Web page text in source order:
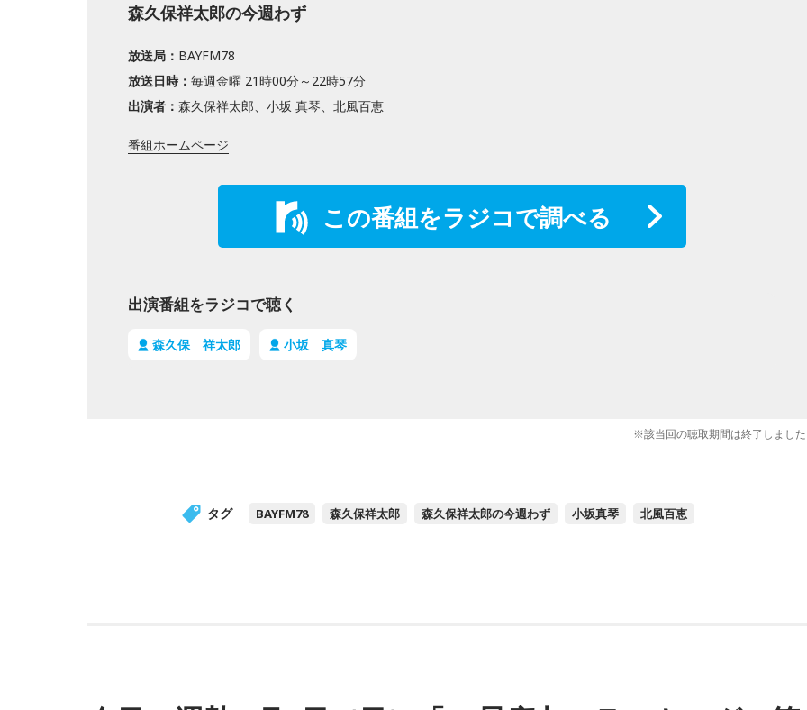
森久保祥太郎の今週わず
放送局： BAYFM78
放送日時： 毎週金曜 21時00分～22時57分
出演者： 森久保祥太郎、小坂 真琴、北風百恵
番組ホームページ
この番組をラジコで調べる
出演番組をラジコで聴く
森久保 祥太郎 小坂 真琴
※該当回の聴取期間は終了しまし
タグ BAYFM78 森久保祥太郎 森久保祥太郎の今週わず 小坂真琴 北風百恵